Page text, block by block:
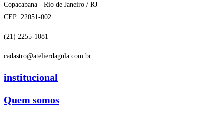
Copacabana - Rio de Janeiro / RJ
CEP: 22051-002
(21) 2255-1081
cadastro@atelierdagula.com.br
institucional
Quem somos